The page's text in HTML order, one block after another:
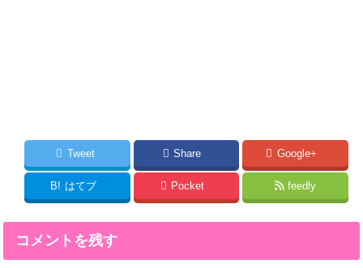
Tweet Share Google+
B! はてブ Pocket feedly
コメントを残す